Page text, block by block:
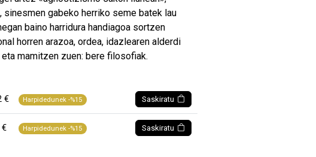
sinesmen gabeko herriko seme batek lau
baino harridura handiagoa sortzen
horren arazoa, ordea, idazlearen alderdi
mamitzen zuen: bere filosofiak.
€ Harpidedunek -%15 Saskiratu
€ Harpidedunek -%15 Saskiratu